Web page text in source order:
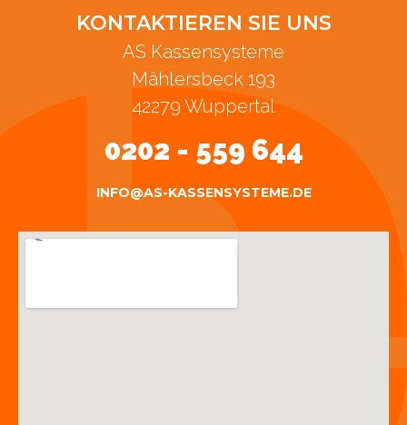
KONTAKTIEREN SIE UNS
AS Kassensysteme
Mählersbeck 193
42279 Wuppertal
0202 - 559 644
INFO@AS-KASSENSYSTEME.DE